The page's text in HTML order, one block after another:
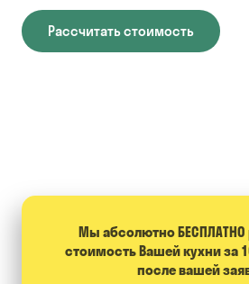
Рассчитать стоимость
Мы абсолютно БЕСПЛАТНО
стоимость Вашей кухни за
после вашей